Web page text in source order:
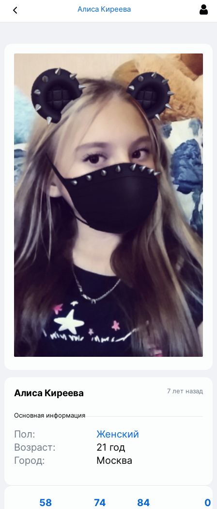
Алиса Киреева
7 лет назад
Алиса Киреева
Основная информация
Пол:
Женский
Возраст:
21 год
Город:
Москва
58
74
84
0